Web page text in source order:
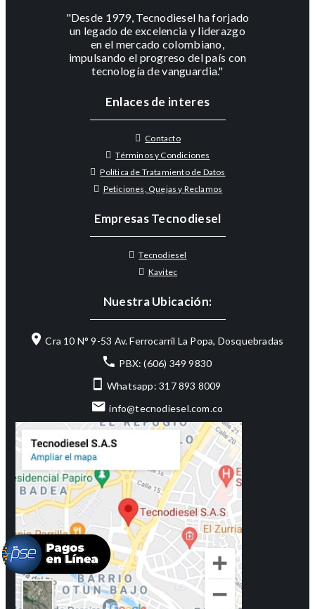
"Desde 1979, Tecnodiesel ha forjado
un legado de excelencia y liderazgo
en el mercado colombiano,
impulsando el progreso del país con
tecnología de vanguardia."
Enlaces de interes
Contacto
Términos y Condiciones
Política de Tratamiento de Datos
Peticiones, Quejas y Reclamos
Empresas Tecnodiesel
Tecnodiesel
Kavitec
Nuestra Ubicación:
Cra 10 N° 9-53 Av. Ferrocarril La Popa, Dosquebradas
PBX: (606) 349 9830
Whatsapp: 317 893 8009
info@tecnodiesel.com.co